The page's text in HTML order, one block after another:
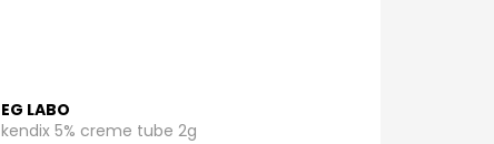
EG LABO
kendix 5% creme tube 2g